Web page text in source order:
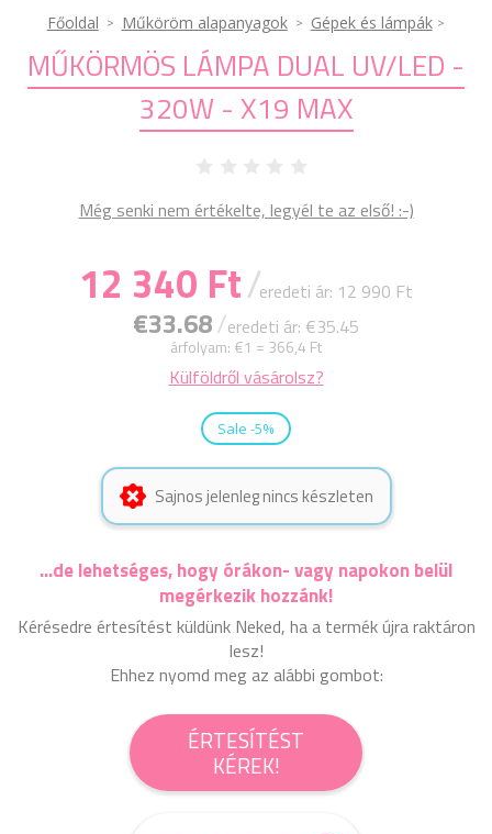
Főoldal Műköröm alapanyagok Gépek és lámpák
MŰKÖRMÖS LÁMPA DUAL UV/LED -
320W - X19 MAX
Még senki nem értékelte, legyél te az első! :-)
12 340 Ft/eredeti ár: 12 990 Ft
€33.68/eredeti ár: €35.45
árfolyam: €1 = 366,4 Ft
Külföldről vásárolsz?
Sale -5%
Sajnos jelenleg nincs készleten
...de lehetséges, hogy órákon- vagy napokon belül
megérkezik hozzánk!
Kérésedre értesítést küldünk Neked, ha a termék újra raktáron
lesz!
Ehhez nyomd meg az alábbi gombot:
ÉRTESÍTÉST
KÉREK!